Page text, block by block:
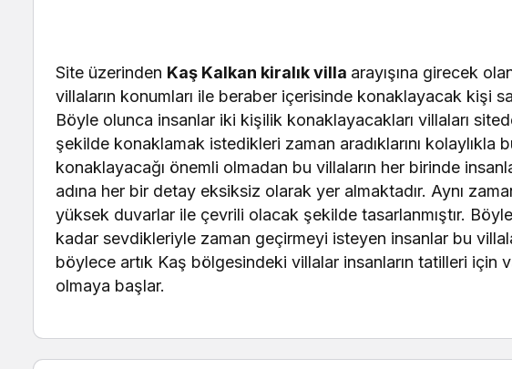
Site üzerinden Kaş Kalkan kiralık villa arayışına girecek
villaların konumları ile beraber içerisinde konaklayacak kişi
Böyle olunca insanlar iki kişilik konaklayacakları villaları
şekilde konaklamak istedikleri zaman aradıklarını kolaylıkla
konaklayacağı önemli olmadan bu villaların her birinde
adına her bir detay eksiksiz olarak yer almaktadır. Aynı
yüksek duvarlar ile çevrili olacak şekilde tasarlanmıştır.
kadar sevdikleriyle zaman geçirmeyi isteyen insanlar bu
böylece artık Kaş bölgesindeki villalar insanların tatilleri
olmaya başlar.